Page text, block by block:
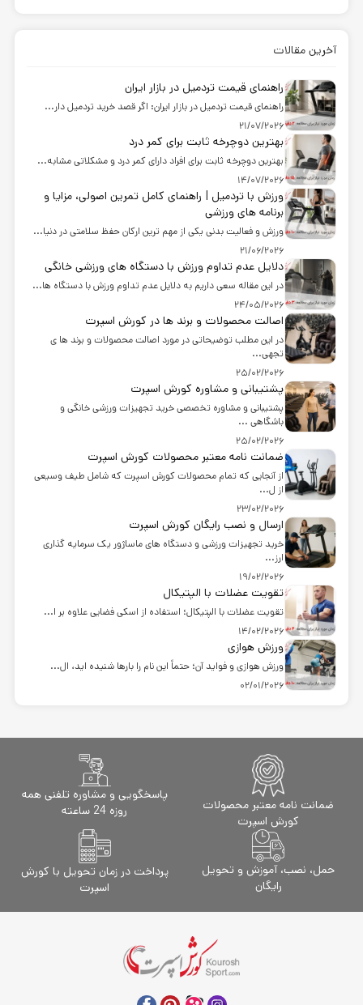
آخرین مقالات
راهنمای قیمت تردمیل در بازار ایران
راهنمای قیمت تردمیل در بازار ایران: اگر قصد خرید تردمیل دار...
21/07/2026
بهترین دوچرخه ثابت برای کمر درد
بهترین دوچرخه ثابت برای افراد دارای کمر درد و مشکلاتی مشابه...
14/07/2026
ورزش با تردمیل | راهنمای کامل تمرین اصولی، مزایا و
برنامه های ورزشی
ورزش و فعالیت بدنی یکی از مهم ترین ارکان حفظ سلامتی در دنیا...
21/06/2026
دلایل عدم تداوم ورزش با دستگاه های ورزشی خانگی
در این مقاله سعی داریم به دلایل عدم تداوم ورزش با دستگاه ها...
24/05/2026
اصالت محصولات و برند ها در کورش اسپرت
در این مطلب توضیحاتی در مورد اصالت محصولات و برند ها ی
تجهی...
25/02/2026
پشتیبانی و مشاوره کورش اسپرت
پشتیبانی و مشاوره تخصصی خرید تجهیزات ورزشی خانگی و
باشگاهی ...
25/02/2026
ضمانت نامه معتبر محصولات کورش اسپرت
از آنجایی که تمام محصولات کورش اسپرت که شامل طیف وسیعی
از ل...
23/02/2026
ارسال و نصب رایگان کورش اسپرت
خرید تجهیزات ورزشی و دستگاه های ماساژور یک سرمایه گذاری
ارز...
19/02/2026
تقویت عضلات با الپتیکال
تقویت عضلات با الپتیکال؛ استفاده از اسکی فضایی علاوه بر ا...
14/02/2026
ورزش هوازی
ورزش هوازی و فواید آن؛ حتماً این نام را بارها شنیده اید، ال...
02/01/2026
ضمانت نامه معتبر محصولات
کورش اسپرت
پاسخگویی و مشاوره تلفنی همه
روزه 24 ساعته
حمل، نصب، آموزش و تحویل
رایگان
پرداخت در زمان تحویل با کورش
اسپرت